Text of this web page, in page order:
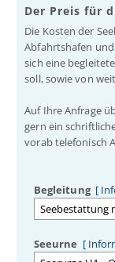
Der Preis für
Die Kosten der
Abfahrtshafen
sich eine
soll, sowie von
Auf Ihre Anfrage
gern ein
vorab telefonisch
Begleitung[
Seeurne [